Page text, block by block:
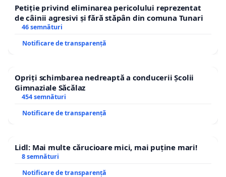
Petiție privind eliminarea pericolului reprezentat
de câinii agresivi și fără stăpân din comuna Tunari
46 semnături
Notificare de transparență
Opriți schimbarea nedreaptă a conducerii Școlii
Gimnaziale Săcălaz
454 semnături
Notificare de transparență
Lidl: Mai multe cărucioare mici, mai puține mari!
8 semnături
Notificare de transparență